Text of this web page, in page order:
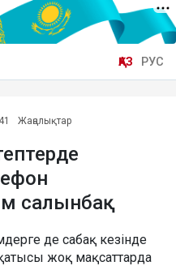
ҚАЗ РУС
Жаңалықтар
салынбақ
де сабақ кезінде
жоқ мақсаттарда